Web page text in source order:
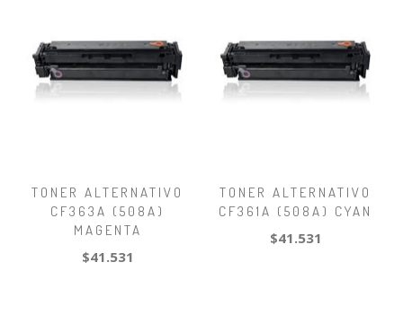
TONER ALTERNATIVO
CF363A (508A)
MAGENTA
$41.531
TONER ALTERNATIVO
CF361A (508A) CYAN
$41.531